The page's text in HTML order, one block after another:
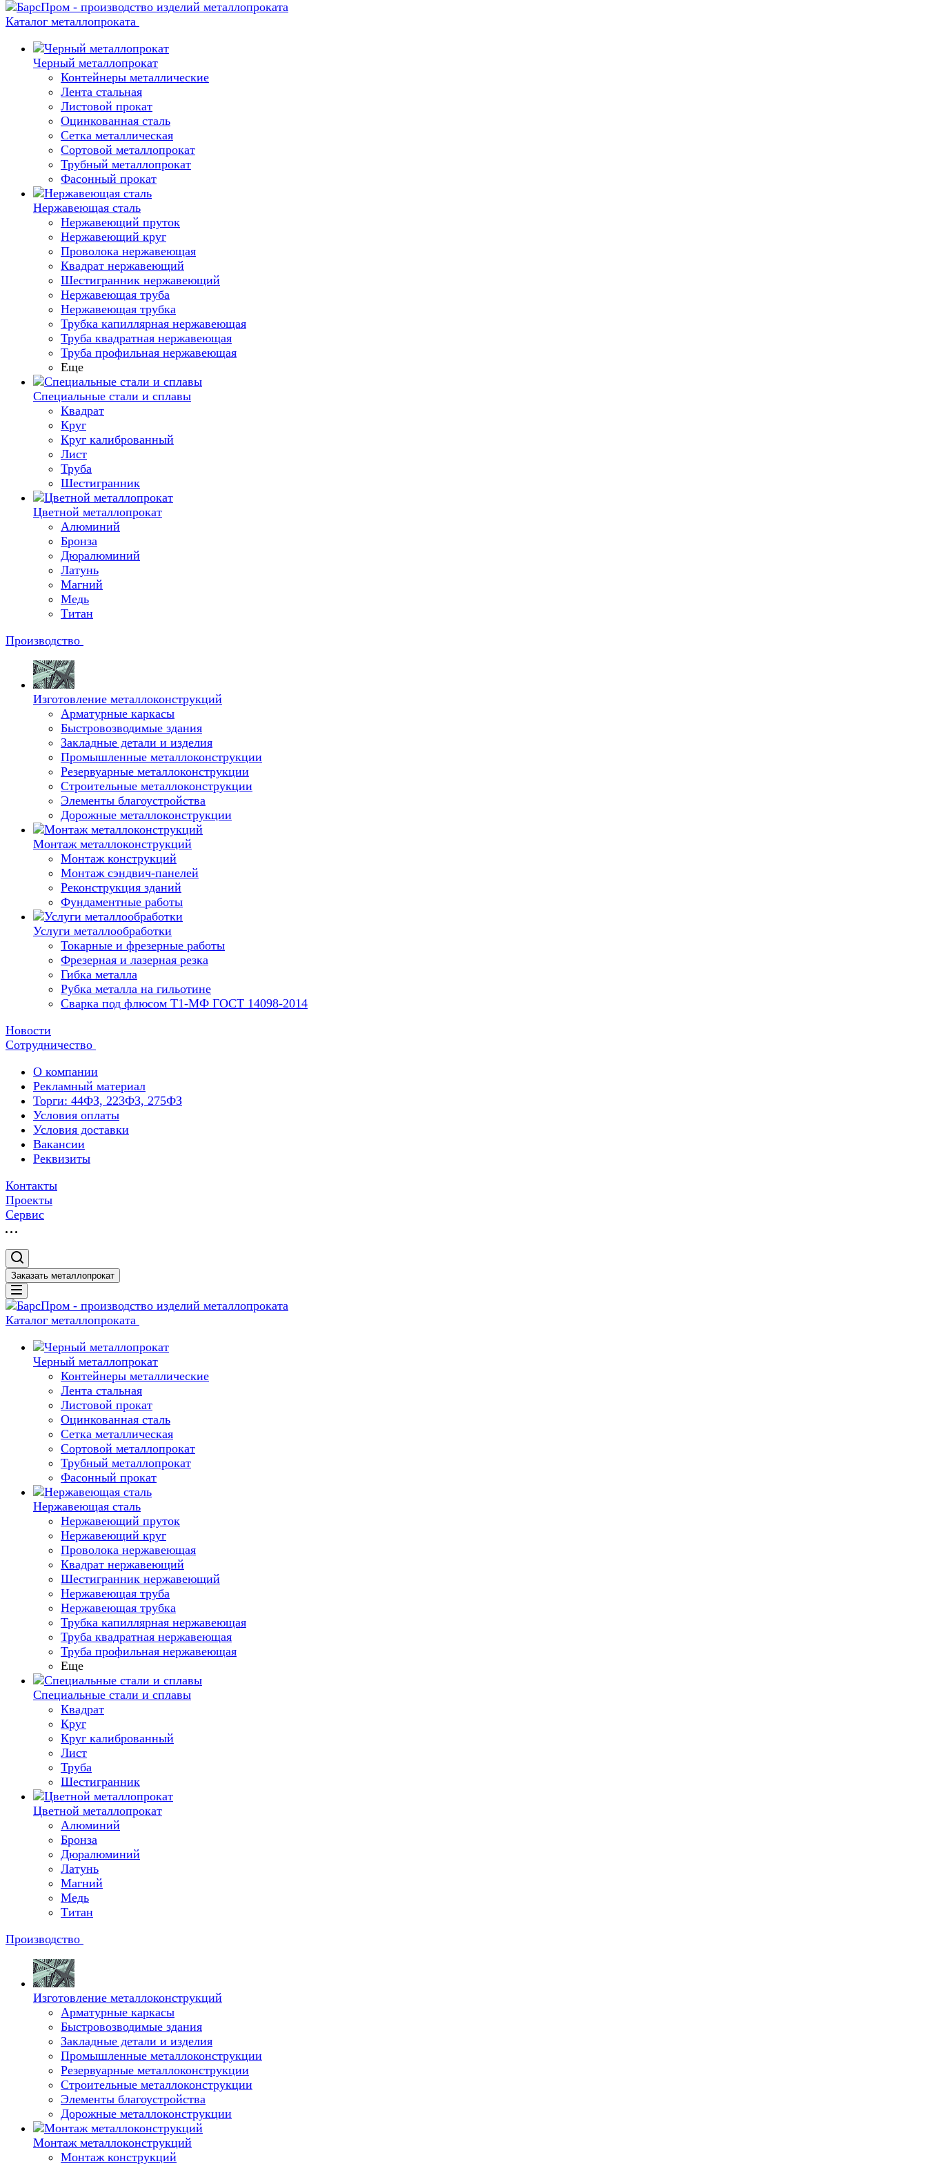
Каталог металлопроката
Черный металлопрокат
Контейнеры металлические
Лента стальная
Листовой прокат
Оцинкованная сталь
Сетка металлическая
Сортовой металлопрокат
Трубный металлопрокат
Фасонный прокат
Нержавеющая сталь
Нержавеющий пруток
Нержавеющий круг
Проволока нержавеющая
Квадрат нержавеющий
Шестигранник нержавеющий
Нержавеющая труба
Нержавеющая трубка
Трубка капиллярная нержавеющая
Труба квадратная нержавеющая
Труба профильная нержавеющая
Еще
Специальные стали и сплавы
Квадрат
Круг
Круг калиброванный
Лист
Труба
Шестигранник
Цветной металлопрокат
Алюминий
Бронза
Дюралюминий
Латунь
Магний
Медь
Титан
Производство
Изготовление металлоконструкций
Арматурные каркасы
Быстровозводимые здания
Закладные детали и изделия
Промышленные металлоконструкции
Резервуарные металлоконструкции
Строительные металлоконструкции
Элементы благоустройства
Дорожные металлоконструкции
Монтаж металлоконструкций
Монтаж конструкций
Монтаж сэндвич-панелей
Реконструкция зданий
Фундаментные работы
Услуги металлообработки
Токарные и фрезерные работы
Фрезерная и лазерная резка
Гибка металла
Рубка металла на гильотине
Сварка под флюсом Т1-МФ ГОСТ 14098-2014
Новости
Сотрудничество
О компании
Рекламный материал
Торги: 44ФЗ, 223ФЗ, 275ФЗ
Условия оплаты
Условия доставки
Вакансии
Реквизиты
Контакты
Проекты
Сервис
Заказать металлопрокат
Каталог металлопроката
Черный металлопрокат
Контейнеры металлические
Лента стальная
Листовой прокат
Оцинкованная сталь
Сетка металлическая
Сортовой металлопрокат
Трубный металлопрокат
Фасонный прокат
Нержавеющая сталь
Нержавеющий пруток
Нержавеющий круг
Проволока нержавеющая
Квадрат нержавеющий
Шестигранник нержавеющий
Нержавеющая труба
Нержавеющая трубка
Трубка капиллярная нержавеющая
Труба квадратная нержавеющая
Труба профильная нержавеющая
Еще
Специальные стали и сплавы
Квадрат
Круг
Круг калиброванный
Лист
Труба
Шестигранник
Цветной металлопрокат
Алюминий
Бронза
Дюралюминий
Латунь
Магний
Медь
Титан
Производство
Изготовление металлоконструкций
Арматурные каркасы
Быстровозводимые здания
Закладные детали и изделия
Промышленные металлоконструкции
Резервуарные металлоконструкции
Строительные металлоконструкции
Элементы благоустройства
Дорожные металлоконструкции
Монтаж металлоконструкций
Монтаж конструкций